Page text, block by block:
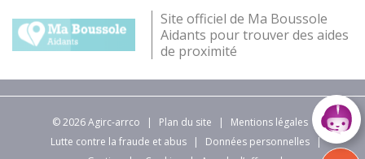
Site officiel de Ma Boussole
Aidants pour trouver des aides
de proximité
© 2026 Agirc-arrco | Plan du site | Mentions légales
Lutte contre la fraude et abus
| Données personnelles
|